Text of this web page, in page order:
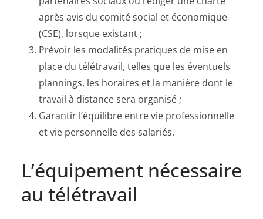
après avis du comité social et économique
(CSE), lorsque existant ;
Prévoir les modalités pratiques de mise en
place du télétravail, telles que les éventuels
plannings, les horaires et la manière dont le
travail à distance sera organisé ;
Garantir l’équilibre entre vie professionnelle
et vie personnelle des salariés.
L’équipement nécessaire
au télétravail